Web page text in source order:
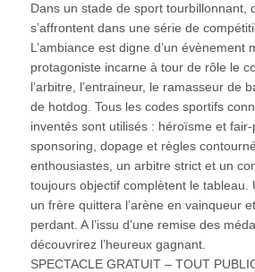
Dans un stade de sport tourbillonnant,
s’affrontent dans une série de
L’ambiance est digne d’un évènement
protagoniste incarne à tour de rôle le
l’arbitre, l’entraineur, le ramasseur de
de hotdog. Tous les codes sportifs
inventés sont utilisés : héroïsme et
sponsoring, dopage et règles
enthousiastes, un arbitre strict et un
toujours objectif complètent le tableau.
un frère quittera l’arène en vainqueur
perdant. A l’issu d’une remise des
découvrirez l’heureux gagnant.
SPECTACLE GRATUIT – TOUT